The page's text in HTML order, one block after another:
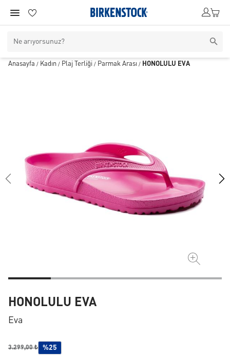
Anasayfa / Kadın / Plaj Terliği / Parmak Arası / HONOLULU EVA
HONOLULU EVA
Eva
3.299,00 ₺ %25